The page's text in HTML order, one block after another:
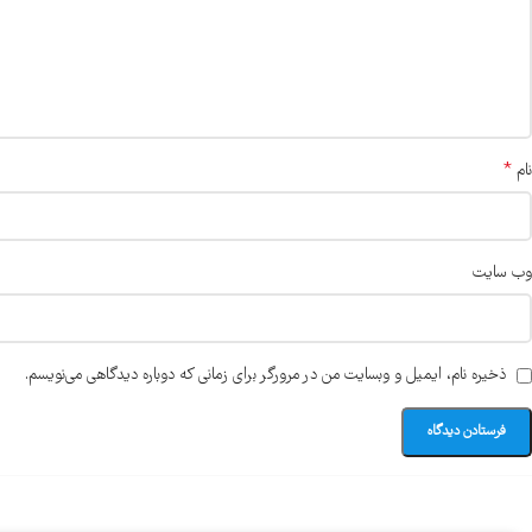
نام *
وب‌ سایت
ذخیره نام، ایمیل و وبسایت من در مرورگر برای زمانی که دوباره دیدگاهی می‌نویسم.